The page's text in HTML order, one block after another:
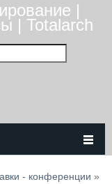
|
| Totalarch
- конференции »